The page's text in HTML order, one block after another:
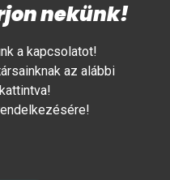
nekünk!
a kapcsolatot!
az alábbi